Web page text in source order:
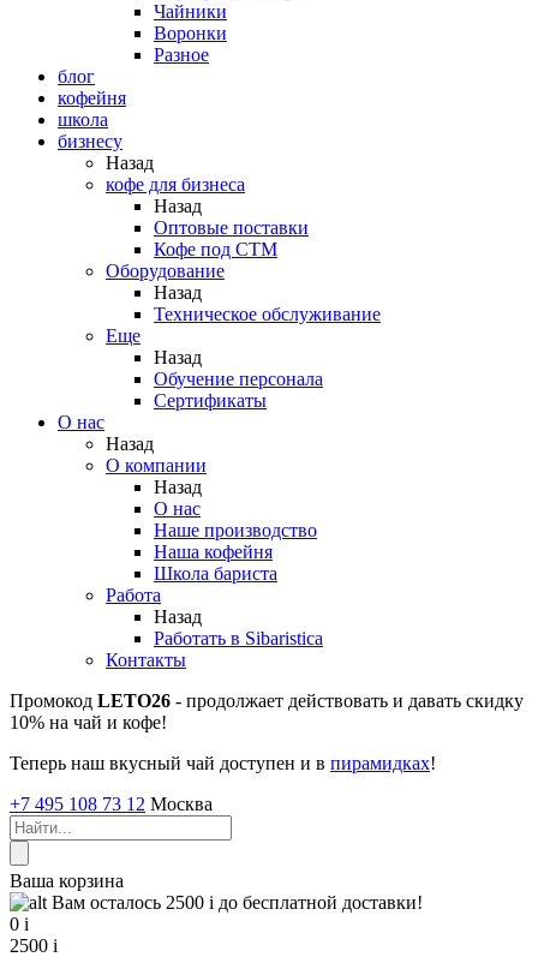
Чайники
Воронки
Разное
блог
кофейня
школа
бизнесу
Назад
кофе для бизнеса
Назад
Оптовые поставки
Кофе под СТМ
Оборудование
Назад
Техническое обслуживание
Еще
Назад
Обучение персонала
Сертификаты
О нас
Назад
O компании
Назад
О нас
Наше производство
Наша кофейня
Школа бариста
Работа
Назад
Работать в Sibaristica
Контакты
Промокод LETO26 - продолжает действовать и давать скидку
10% на чай и кофе!
Теперь наш вкусный чай доступен и в пирамидках!
+7 495 108 73 12 Москва
Ваша корзина
Вам осталось 2500 i до бесплатной доставки!
0 i
2500 i